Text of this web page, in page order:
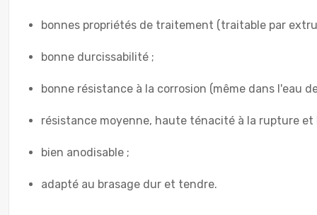
bonnes propriétés de traitement (traitable par
bonne durcissabilité ;
bonne résistance à la corrosion (même dans l'eau
résistance moyenne, haute ténacité à la rupture
bien anodisable ;
adapté au brasage dur et tendre.